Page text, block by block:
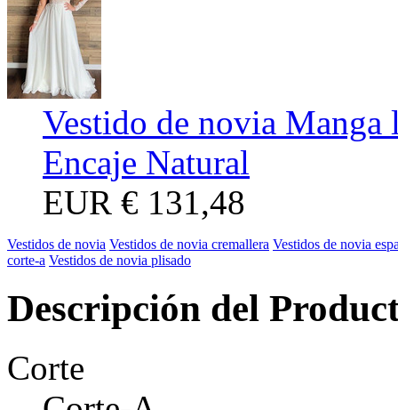
Vestido de novia
Encaje Natural
EUR € 131,48
Vestidos de novia Vestidos de novia cremallera Vestidos de novia
corte-a Vestidos de novia plisado
Descripción del
Corte